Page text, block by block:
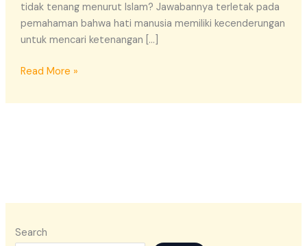
tidak tenang menurut Islam? Jawabannya terletak pada
pemahaman bahwa hati manusia memiliki kecenderungan
untuk mencari ketenangan […]
Read More »
Search